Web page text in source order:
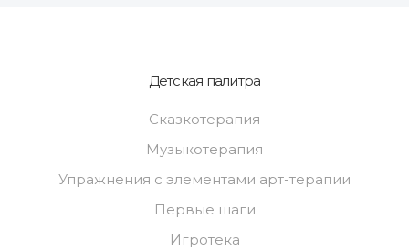
Детская палитра
Сказкотерапия
Музыкотерапия
Упражнения с элементами арт-терапии
Первые шаги
Игротека